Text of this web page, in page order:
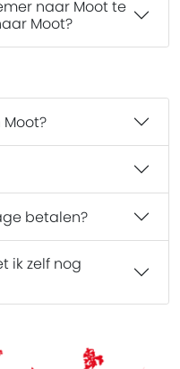
naar Moot te
Moot?
betalen?
ik zelf nog